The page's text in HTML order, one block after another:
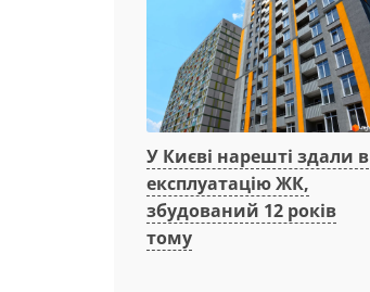
У Києві нарешті здали в
експлуатацію ЖК,
збудований 12 років
тому